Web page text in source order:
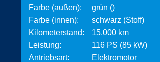
Farbe (außen):
grün ()
Farbe (innen):
schwarz (Stoff)
Kilometerstand:
15.000 km
Leistung:
116 PS (85 kW)
Antriebsart:
Elektromotor